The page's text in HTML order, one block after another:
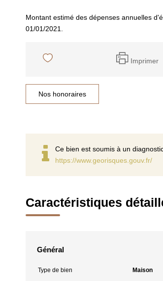
Montant estimé des dépenses annuelles
01/01/2021.
Imprimer
Nos honoraires
Ce bien est soumis à un
https://www.georisques.gouv.fr/
Caractéristiques
Général
Type de bien Maison